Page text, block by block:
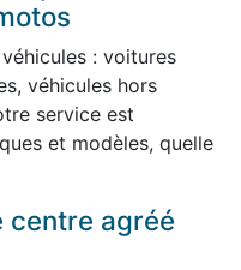
: voitures
véhicules hors
service est
et modèles, quelle
centre agréé